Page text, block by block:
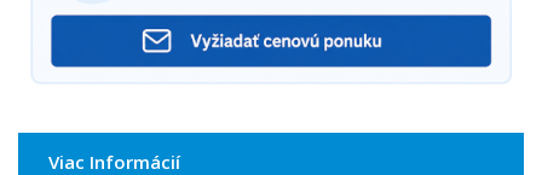
Viac Informácií